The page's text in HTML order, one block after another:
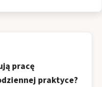
pracę
praktyce?